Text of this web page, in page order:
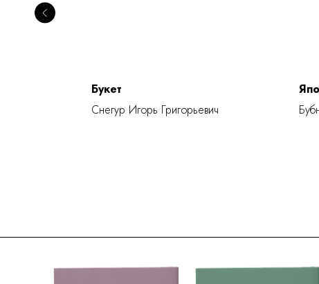
Букет
Снегур Игорь Григорьевич